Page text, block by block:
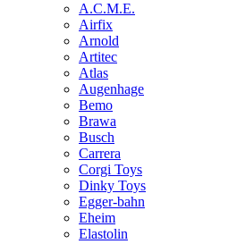
A.C.M.E.
Airfix
Arnold
Artitec
Atlas
Augenhage
Bemo
Brawa
Busch
Carrera
Corgi Toys
Dinky Toys
Egger-bahn
Eheim
Elastolin